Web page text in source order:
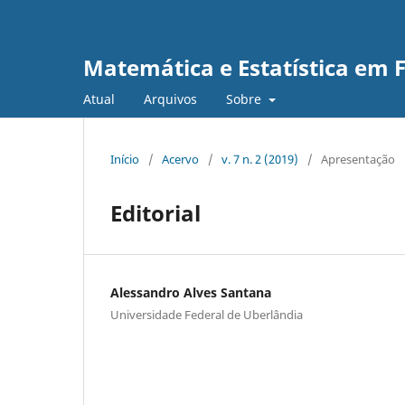
Matemática e Estatística em
Atual Arquivos Sobre
Início / Acervo / v. 7 n. 2 (2019) / Apresentação
Editorial
Alessandro Alves Santana
Universidade Federal de Uberlândia